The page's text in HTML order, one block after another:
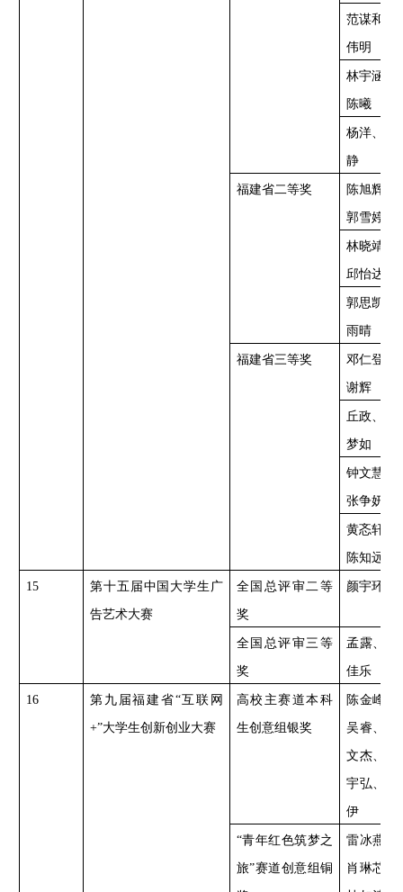
范谋和，
伟明
林宇涵、
陈曦
杨洋、林
静
福建省二等奖 陈旭辉、
郭雪婷
林晓靖、
邱怡达
郭思凯、
雨晴
福建省三等奖 邓仁登、
谢辉
丘政、蔡
梦如
钟文慧、
张争妍
黄忞轩、
陈知远
15 第十五届中国大学生广
告艺术大赛
全国总评审二等
奖
颜宇环、
全国总评审三等
奖
孟露、吴
佳乐
16 第九届福建省“互联网
+”大学生创新创业大赛
高校主赛道本科
生创意组银奖
陈金峰、
吴睿、赵
文杰、郑
宇弘、许
伊
“青年红色筑梦之
旅”赛道创意组铜
雷冰燕、
肖琳芯、